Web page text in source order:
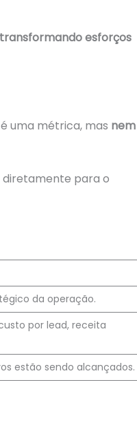
transformando esforços
uma métrica, mas nem
para o
da operação.
por lead, receita
estão sendo alcançados.